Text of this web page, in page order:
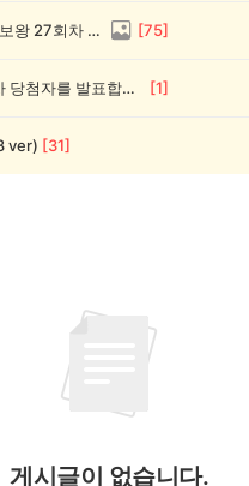
💸 전원 2,000캐시 지급! 우리 동네 정보왕 27회차 (~8/10) [75]
💰[당첨자 발표] 우리 동네 썰전 12회차 당첨자를 발표합니다! [1]
ver) [31]
게시글이 없습니다.